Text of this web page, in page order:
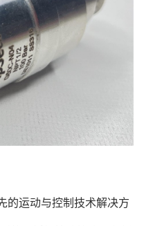
的运动与控制技术解决方